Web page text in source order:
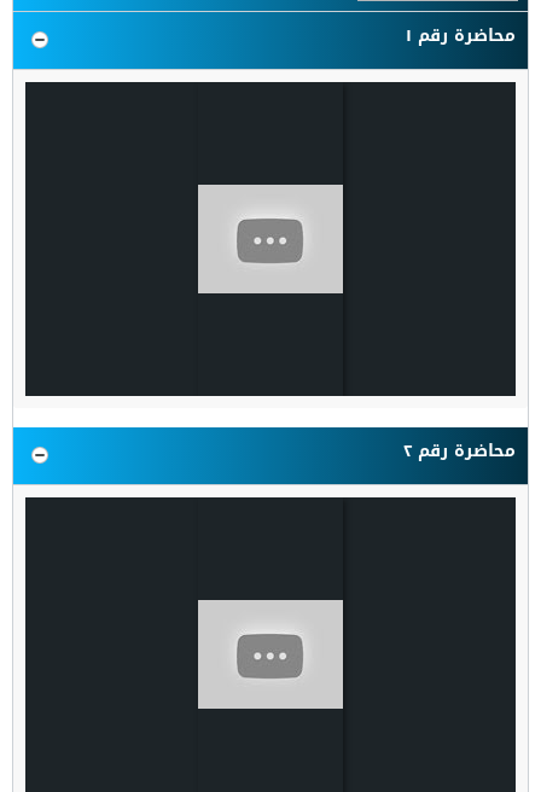
محاضرة رقم ١
محاضرة رقم ٢